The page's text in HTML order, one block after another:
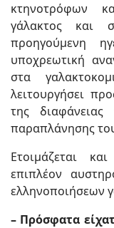
κτηνοτρόφων
γάλακτος και
προηγούμενη
υποχρεωτική
στα
λειτουργήσει
της
παραπλάνησης
Ετοιμάζεται
επιπλέον
ελληνοποιήσεων
– Πρόσφατα